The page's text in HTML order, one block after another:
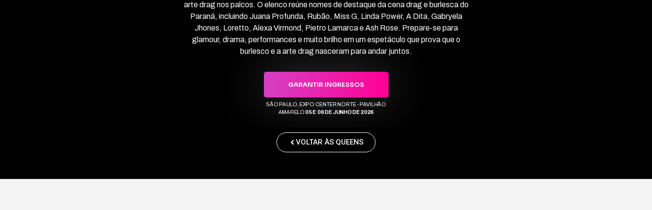
arte drag nos palcos. O elenco reúne nomes de destaque da cena drag e burlesca do
Paraná, incluindo Juana Profunda, Rubão, Miss G, Linda Power, A Dita, Gabryela
Jhones, Loretto, Alexa Virmond, Pietro Lamarca e Ash Rose. Prepare-se para
glamour, drama, performances e muito brilho em um espetáculo que prova que o
burlesco e a arte drag nasceram para andar juntos.
GARANTIR INGRESSOS
SÃO PAULO, EXPO CENTER NORTE - PAVILHÃO
AMARELO 05 E 06 DE JUNHO DE 2026
VOLTAR ÀS QUEENS